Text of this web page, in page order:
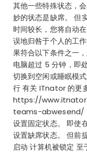
其他一些特殊状态，
妙的状态是缺席。 但
时间较长，您将自动
误地归咎于个人的工
果符合以下条件之一
电脑超过 5 分钟，即
切换到空闲或睡眠模
行 有关 ITnator 的更
https://
teams-abwesend/
设置固定状态。 即使
设置缺席状态。 但前
启动 计算机被锁定 至